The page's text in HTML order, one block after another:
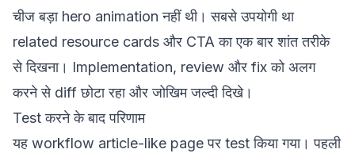
चीज बड़ा hero animation नहीं थी। सबसे उपयोगी था
related resource cards और CTA का एक बार शांत तरीके
से दिखना। Implementation, review और fix को अलग
करने से diff छोटा रहा और जोखिम जल्दी दिखे।
Test करने के बाद परिणाम
यह workflow article-like page पर test किया गया। पहली